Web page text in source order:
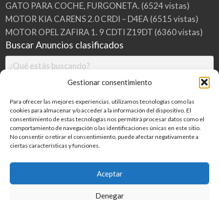
Gestionar consentimiento
Para ofrecer las mejores experiencias, utilizamos tecnologías como las
cookies para almacenar y/o acceder a la información del dispositivo. El
consentimiento de estas tecnologías nos permitirá procesar datos como el
comportamiento de navegación o las identificaciones únicas en este sitio.
No consentir o retirar el consentimiento, puede afectar negativamente a
ciertas características y funciones.
Aceptar
Denegar
GATO PARA COCHE, FURGONETA. (6524 vistas)
MOTOR KIA CARENS 2.0 CRDI – D4EA(6515 vistas)
MOTOR OPEL ZAFIRA 1. 9 CDTI Z19DT (6360 vistas)
Buscar Anuncios clasificados